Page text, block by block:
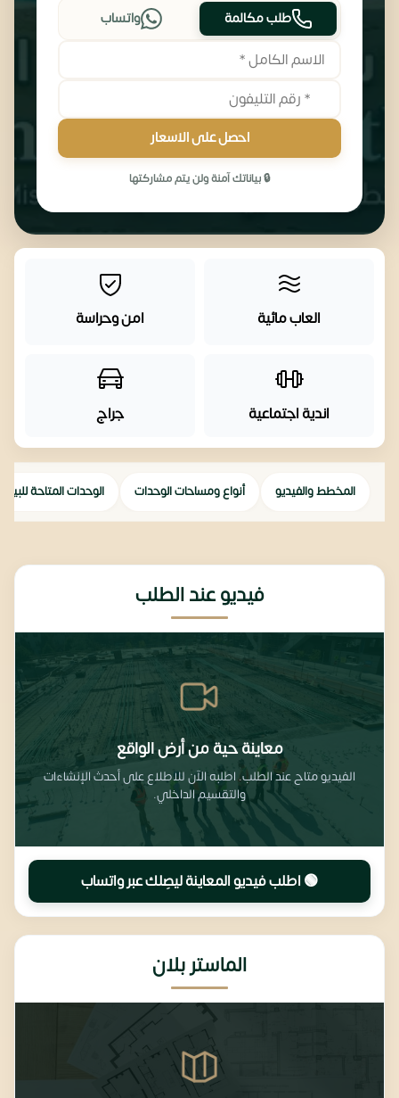
طلب مكالمة واتساب
احصل على الاسعار
🔒 بياناتك آمنة ولن يتم مشاركتها
العاب مائية امن وحراسة
اندية اجتماعية جراج
المخطط والفيديو أنواع ومساحات الوحدات الوحدات المتاحة للبيع
فيديو عند الطلب
معاينة حية من أرض الواقع
الفيديو متاح عند الطلب. اطلبه الآن للاطلاع على أحدث الإنشاءات
والتقسيم الداخلي.
🟢 اطلب فيديو المعاينة ليصِلك عبر واتساب
الماستر بلان